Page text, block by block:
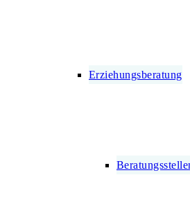
Erziehungsberatung